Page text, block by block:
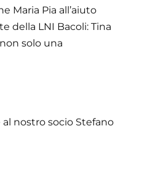
Maria Pia all’aiuto
della LNI Bacoli: Tina
solo una
nostro socio Stefano